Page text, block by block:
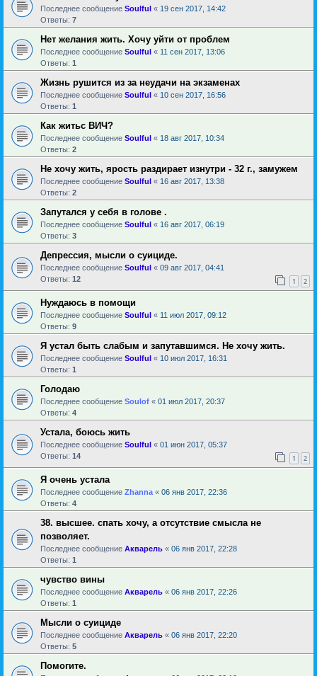
Последнее сообщение Soulful « 19 сен 2017, 14:42
Ответы: 7
Нет желания жить. Хочу уйти от проблем
Последнее сообщение Soulful « 11 сен 2017, 13:06
Ответы: 1
Жизнь рушится из за неудачи на экзаменах
Последнее сообщение Soulful « 10 сен 2017, 16:56
Ответы: 1
Как житьс ВИЧ?
Последнее сообщение Soulful « 18 авг 2017, 10:34
Ответы: 2
Не хочу жить, ярость раздирает изнутри - 32 г., замужем
Последнее сообщение Soulful « 16 авг 2017, 13:38
Ответы: 2
Запутался у себя в голове .
Последнее сообщение Soulful « 16 авг 2017, 06:19
Ответы: 3
Депрессия, мысли о суициде.
Последнее сообщение Soulful « 09 авг 2017, 04:41
Ответы: 12 1 2
Нуждаюсь в помощи
Последнее сообщение Soulful « 11 июл 2017, 09:12
Ответы: 9
Я устал быть слабым и запутавшимся. Не хочу жить.
Последнее сообщение Soulful « 10 июл 2017, 16:31
Ответы: 1
Голодаю
Последнее сообщение Soulof « 01 июл 2017, 20:37
Ответы: 4
Устала, боюсь жить
Последнее сообщение Soulful « 01 июн 2017, 05:37
Ответы: 14 1 2
Я очень устала
Последнее сообщение Zhanna « 06 янв 2017, 22:36
Ответы: 4
38. высшее. спать хочу, а отсутствие смысла не
позволяет.
Последнее сообщение Акварель « 06 янв 2017, 22:28
Ответы: 1
чувство вины
Последнее сообщение Акварель « 06 янв 2017, 22:26
Ответы: 1
Мысли о суициде
Последнее сообщение Акварель « 06 янв 2017, 22:20
Ответы: 5
Помогите.